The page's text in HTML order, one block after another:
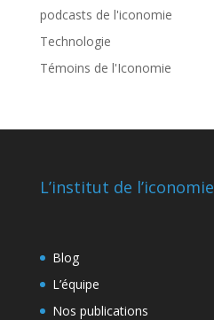
podcasts de l'iconomie
Technologie
Témoins de l'Iconomie
L’institut de l’iconomie
Blog
L’équipe
Nos publications